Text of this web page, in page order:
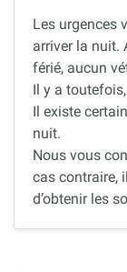
Les urgences
arriver la nuit.
férié, aucun
Il y a
Il existe
nuit.
Nous vous
cas contraire,
d’obtenir les